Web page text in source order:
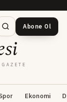
Abone Ol
Ekonomi